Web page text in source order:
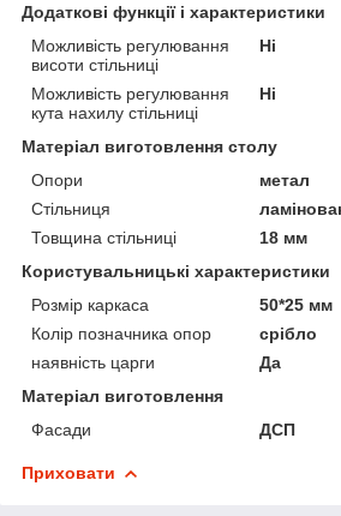
Додаткові функції і характеристики
Можливість регулювання
висоти стільниці
Ні
Можливість регулювання
кута нахилу стільниці
Ні
Матеріал виготовлення столу
Опори
метал
Стільниця
Товщина стільниці
18 мм
Користувальницькі характеристики
Розмір каркаса
50*25 мм
Колір позначника опор
срібло
наявність царги
Да
Матеріал виготовлення
Фасади
ДСП
Приховати